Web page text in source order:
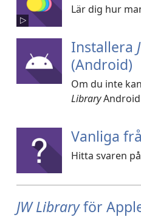
Lär dig hur
Installera
(Android)
Om du inte
LibraryAndroid
Vanliga
Hitta svaren
JW Libraryför